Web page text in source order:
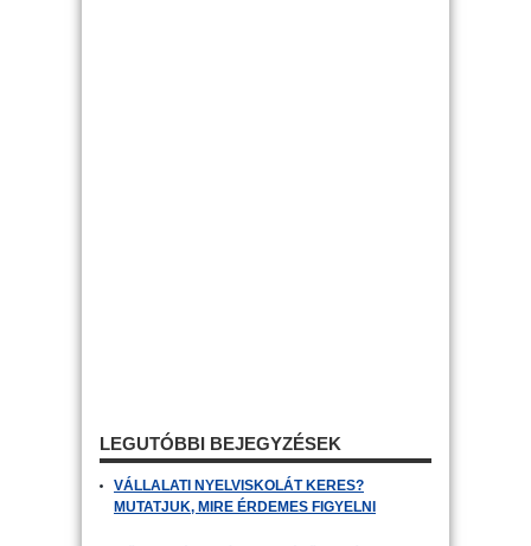
LEGUTÓBBI BEJEGYZÉSEK
VÁLLALATI NYELVISKOLÁT KERES?
MUTATJUK, MIRE ÉRDEMES FIGYELNI